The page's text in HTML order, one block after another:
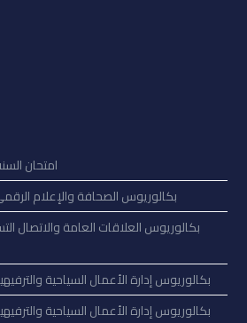
امتحان السنة
بكالوريوس الصحافة والإعلام
بكالوريوس العلاقات العامة والاتصال
بكالوريوس إدارة الأعمال السياحية
بكالوريوس إدارة الأعمال السياحية